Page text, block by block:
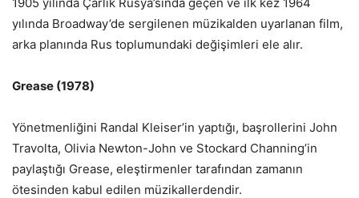
yılında Broadway’de sergilenen müzikalden uyarlanan film,
arka planında Rus toplumundaki değişimleri ele alır.
Grease (1978)
Yönetmenliğini Randal Kleiser’in yaptığı, başrollerini John
Travolta, Olivia Newton-John ve Stockard Channing’in
paylaştığı Grease, eleştirmenler tarafından zamanın
ötesinden kabul edilen müzikallerdendir.